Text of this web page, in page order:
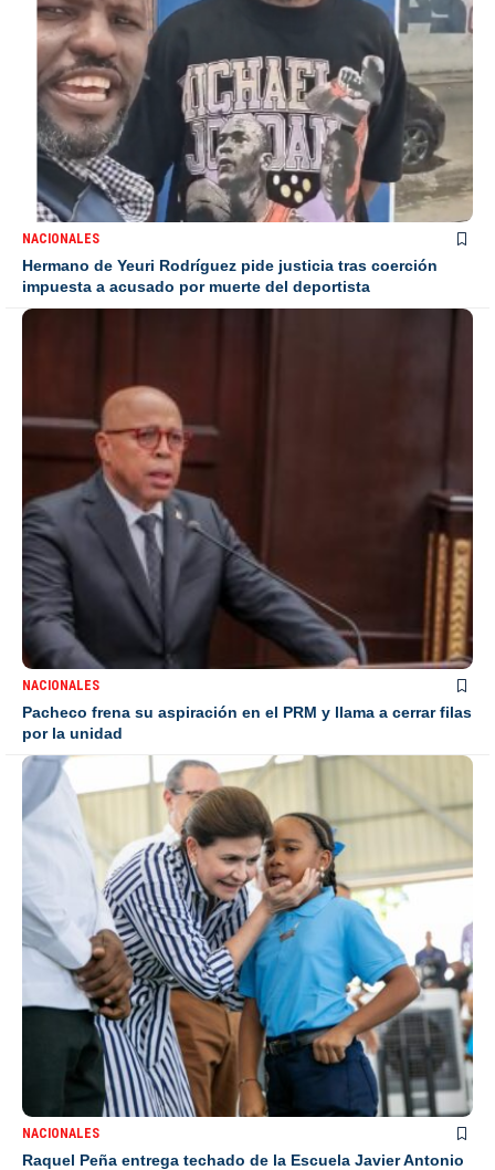
NACIONALES
Hermano de Yeuri Rodríguez pide justicia tras coerción
impuesta a acusado por muerte del deportista
NACIONALES
Pacheco frena su aspiración en el PRM y llama a cerrar filas
por la unidad
NACIONALES
Raquel Peña entrega techado de la Escuela Javier Antonio